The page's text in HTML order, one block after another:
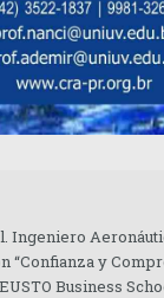
y
Business